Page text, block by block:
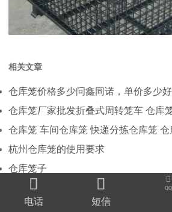
相关文章
仓库笼价格多少问鑫同诺，单价多少
仓库笼厂家批发折叠式周转笼车 仓库
仓库笼 车间仓库笼 快递分拣仓库笼 仓
杭州仓库笼的使用要求
仓库笼子
吊装仓库笼,瓶胚仓库笼
带轮仓库笼，同诺货架供应 带轱辘折

电话

短信

QQ